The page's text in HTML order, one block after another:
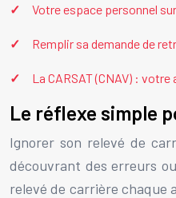
Votre espace personnel
Remplir sa demande de
La CARSAT (CNAV) :
Le réflexe simple
Ignorer son relevé de
découvrant des erreurs
relevé de carrière chaque